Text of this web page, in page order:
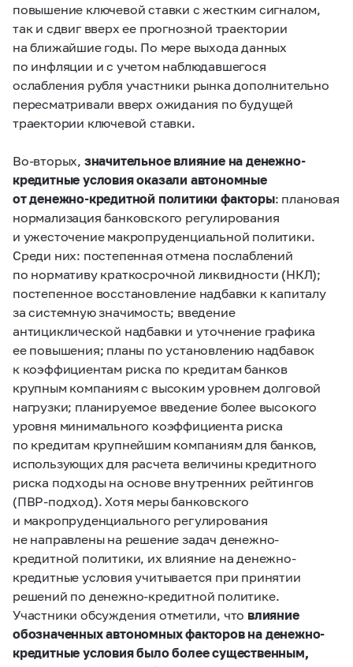
повышение ключевой ставки с жестким сигналом,
так и сдвиг вверх ее прогнозной траектории
на ближайшие годы. По мере выхода данных
по инфляции и с учетом наблюдавшегося
ослабления рубля участники рынка дополнительно
пересматривали вверх ожидания по будущей
траектории ключевой ставки.
Во-вторых, значительное влияние на денежно-
кредитные условия оказали автономные
от денежно-кредитной политики факторы: плановая
нормализация банковского регулирования
и ужесточение макропруденциальной политики.
Среди них: постепенная отмена послаблений
по нормативу краткосрочной ликвидности (НКЛ);
постепенное восстановление надбавки к капиталу
за системную значимость; введение
антициклической надбавки и уточнение графика
ее повышения; планы по установлению надбавок
к коэффициентам риска по кредитам банков
крупным компаниям с высоким уровнем долговой
нагрузки; планируемое введение более высокого
уровня минимального коэффициента риска
по кредитам крупнейшим компаниям для банков,
использующих для расчета величины кредитного
риска подходы на основе внутренних рейтингов
(ПВР-подход). Хотя меры банковского
и макропруденциального регулирования
не направлены на решение задач денежно-
кредитной политики, их влияние на денежно-
кредитные условия учитывается при принятии
решений по денежно-кредитной политике.
Участники обсуждения отметили, что влияние
обозначенных автономных факторов на денежно-
кредитные условия было более существенным,